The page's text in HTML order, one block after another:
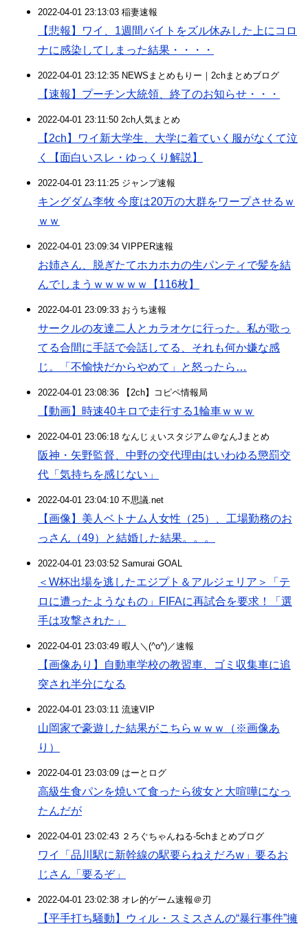
2022-04-01 23:13:03 稲妻速報
【悲報】ワイ、1週間バイトをズル休みした上にコロ
ナに感染してしまった結果・・・・
2022-04-01 23:12:35 NEWSまとめもりー｜2chまとめブログ
【速報】プーチン大統領、終了のお知らせ・・・
2022-04-01 23:11:50 2ch人気まとめ
【2ch】ワイ新大学生、大学に着ていく服がなくて泣
く【面白いスレ・ゆっくり解説】
2022-04-01 23:11:25 ジャンプ速報
キングダム李牧 今度は20万の大群をワープさせるｗ
ｗｗ
2022-04-01 23:09:34 VIPPER速報
お姉さん、脱ぎたてホカホカの生パンティで髪を結
んでしまうｗｗｗｗｗ【116枚】
2022-04-01 23:09:33 おうち速報
サークルの友達二人とカラオケに行った。私が歌っ
てる合間に手話で会話してる、それも何か嫌な感
じ。「不愉快だからやめて」と怒ったら…
2022-04-01 23:08:36 【2ch】コピペ情報局
【動画】時速40キロで走行する1輪車ｗｗｗ
2022-04-01 23:06:18 なんじぇいスタジアム＠なんJまとめ
阪神・矢野監督、中野の交代理由はいわゆる懲罰交
代「気持ちを感じない」
2022-04-01 23:04:10 不思議.net
【画像】美人ベトナム人女性（25）、工場勤務のお
っさん（49）と結婚した結果。。。
2022-04-01 23:03:52 Samurai GOAL
＜W杯出場を逃したエジプト＆アルジェリア＞「テ
ロに遭ったようなもの」FIFAに再試合を要求！「選
手は攻撃された」
2022-04-01 23:03:49 暇人＼(^o^)／速報
【画像あり】自動車学校の教習車、ゴミ収集車に追
突され半分になる
2022-04-01 23:03:11 流速VIP
山岡家で豪遊した結果がこちらｗｗｗ（※画像あ
り）
2022-04-01 23:03:09 はーとログ
高級生食パンを焼いて食ったら彼女と大喧嘩になっ
たんだが
2022-04-01 23:02:43 ２ろぐちゃんねる-5chまとめブログ
ワイ「品川駅に新幹線の駅要らねえだろw」要るお
じさん「要るぞ」
2022-04-01 23:02:38 オレ的ゲーム速報＠刃
【平手打ち騒動】ウィル・スミスさんの“暴行事件”擁